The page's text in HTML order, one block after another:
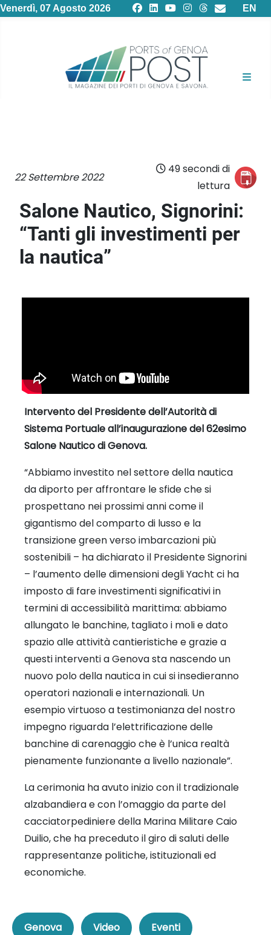
Venerdì, 07 Agosto 2026 EN
22 Settembre 2022
49 secondi di
lettura
Salone Nautico, Signorini:
“Tanti gli investimenti per
la nautica”
Intervento del Presidente dell’Autorità di
Sistema Portuale all’inaugurazione del 62esimo
Salone Nautico di Genova.
“Abbiamo investito nel settore della nautica
da diporto per affrontare le sfide che si
prospettano nei prossimi anni come il
gigantismo del comparto di lusso e la
transizione green verso imbarcazioni più
sostenibili – ha dichiarato il Presidente Signorini
– l’aumento delle dimensioni degli Yacht ci ha
imposto di fare investimenti significativi in
termini di accessibilità marittima: abbiamo
allungato le banchine, tagliato i moli e dato
spazio alle attività cantieristiche e grazie a
questi interventi a Genova sta nascendo un
nuovo polo della nautica in cui si insedieranno
operatori nazionali e internazionali. Un
esempio virtuoso a testimonianza del nostro
impegno riguarda l’elettrificazione delle
banchine di carenaggio che è l’unica realtà
pienamente funzionante a livello nazionale”.
La cerimonia ha avuto inizio con il tradizionale
alzabandiera e con l’omaggio da parte del
cacciatorpediniere della Marina Militare Caio
Duilio, che ha preceduto il giro di saluti delle
rappresentanze politiche, istituzionali ed
economiche.
Genova Video Eventi